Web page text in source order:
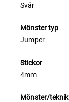
Svår
Mönster typ
Jumper
Stickor
4mm
Mönster/teknik